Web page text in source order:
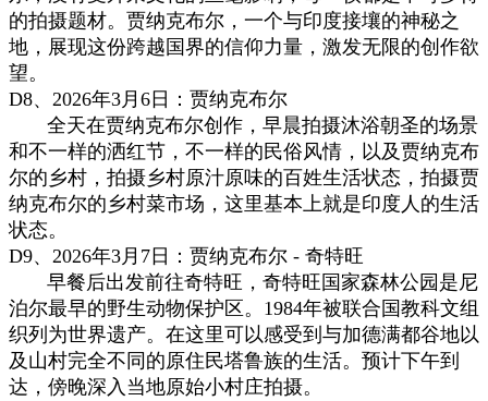
的拍摄题材。 贾纳克布尔，一个与印度接壤的神秘之
地，展现这份跨越国界的信仰力量，激发无限的创作欲
望。
D8、 2026年3月6日 ： 贾纳克布尔
全天在贾纳克布尔创作，早晨拍摄沐浴朝圣的场景
和不一样的洒红节，不一样的民俗风情 ，以及贾纳克布
尔的乡村，拍摄乡村原汁原味的百姓生活状态，拍摄贾
纳克布尔的乡村菜市场，这里基本上就是印度人的生活
状态。
D9、 2026年3月7日 ： 贾纳克布尔 - 奇特旺
早餐后出发前往奇特旺，奇特旺国家森林公园是尼
泊尔最早的野生动物保护区。1984年被联合国教科文组
织列为世界遗产。在这里可以感受到与加德满都谷地以
及山村完全不同的原住民塔鲁族的生活。预计下午到
达，傍晚深入当地原始小村庄拍摄。